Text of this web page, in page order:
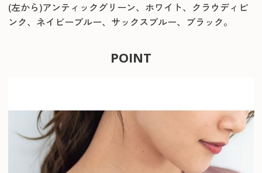
(左から)アンティックグリーン、ホワイト、クラウディピ
ンク、ネイビーブルー、サックスブルー、ブラック。
POINT